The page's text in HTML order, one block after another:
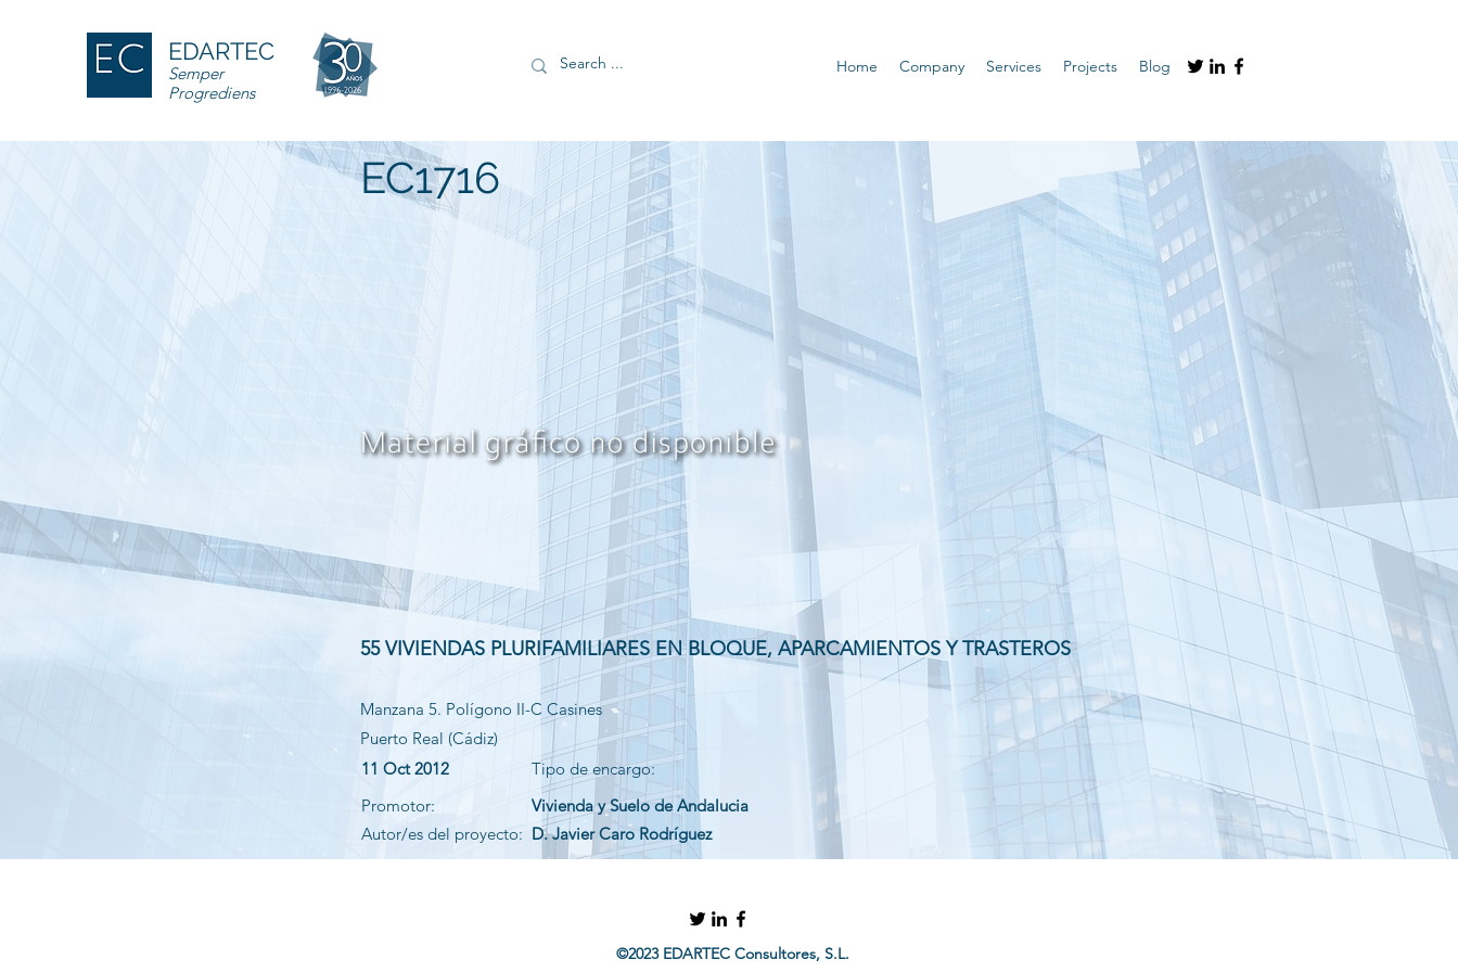
EDARTEC
Semper
Progrediens
Home Company Services Projects Blog
EC1716
55 VIVIENDAS PLURIFAMILIARES EN BLOQUE, APARCAMIENTOS Y TRASTEROS
Manzana 5. Polígono II-C Casines
Puerto Real (Cádiz)
11 Oct 2012
Promotor:
Autor/es del proyecto:
Tipo de encargo:
Vivienda y Suelo de Andalucia
D. Javier Caro Rodríguez
©2023 EDARTEC Consultores, S.L.